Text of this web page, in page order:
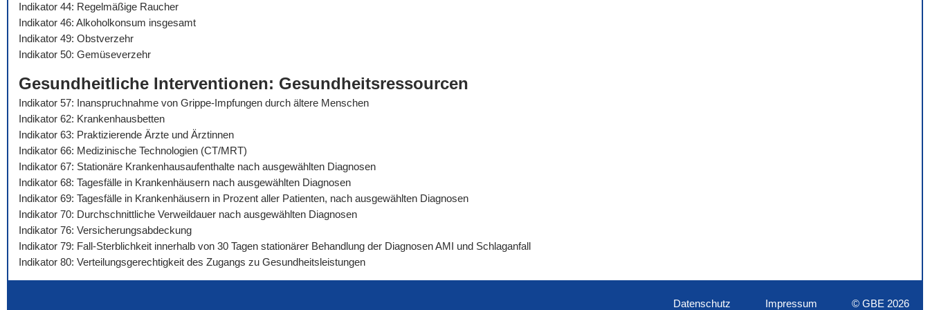
Indikator 44: Regelmäßige Raucher
Indikator 46: Alkoholkonsum insgesamt
Indikator 49: Obstverzehr
Indikator 50: Gemüseverzehr
Gesundheitliche Interventionen: Gesundheitsressourcen
Indikator 57: Inanspruchnahme von Grippe-Impfungen durch ältere Menschen
Indikator 62: Krankenhausbetten
Indikator 63: Praktizierende Ärzte und Ärztinnen
Indikator 66: Medizinische Technologien (CT/MRT)
Indikator 67: Stationäre Krankenhausaufenthalte nach ausgewählten Diagnosen
Indikator 68: Tagesfälle in Krankenhäusern nach ausgewählten Diagnosen
Indikator 69: Tagesfälle in Krankenhäusern in Prozent aller Patienten, nach ausgewählten Diagnosen
Indikator 70: Durchschnittliche Verweildauer nach ausgewählten Diagnosen
Indikator 76: Versicherungsabdeckung
Indikator 79: Fall-Sterblichkeit innerhalb von 30 Tagen stationärer Behandlung der Diagnosen AMI und Schlaganfall
Indikator 80: Verteilungsgerechtigkeit des Zugangs zu Gesundheitsleistungen
Datenschutz Impressum © GBE 2026